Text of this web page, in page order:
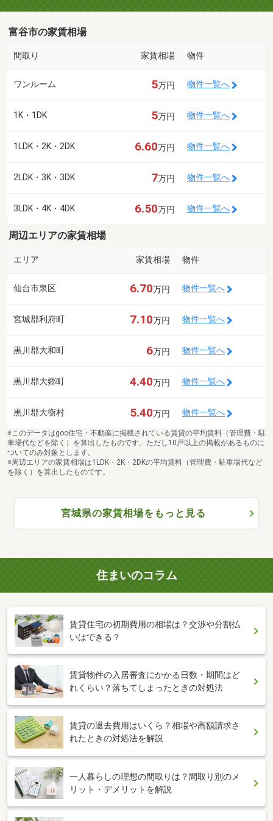
富谷市の家賃相場
間取り 家賃相場 物件
ワンルーム 5万円 物件一覧へ
1K・1DK 5万円 物件一覧へ
1LDK・2K・2DK 6.60万円 物件一覧へ
2LDK・3K・3DK 7万円 物件一覧へ
3LDK・4K・4DK 6.50万円 物件一覧へ
周辺エリアの家賃相場
エリア 家賃相場 物件
仙台市泉区 6.70万円 物件一覧へ
宮城郡利府町 7.10万円 物件一覧へ
黒川郡大和町 6万円 物件一覧へ
黒川郡大郷町 4.40万円 物件一覧へ
黒川郡大衡村 5.40万円 物件一覧へ
※このデータはgoo住宅・不動産に掲載されている賃貸の平均賃料（管理費・駐
車場代などを除く）を算出したものです。ただし10戸以上の掲載があるものに
ついてのみ対象とします。
※周辺エリアの家賃相場は1LDK・2K・2DKの平均賃料（管理費・駐車場代など
を除く）を算出したものです。
宮城県の家賃相場をもっと見る
住まいのコラム
賃貸住宅の初期費用の相場は？交渉や分割払
いはできる？
賃貸物件の入居審査にかかる日数・期間はど
れくらい？落ちてしまったときの対処法
賃貸の退去費用はいくら？相場や高額請求さ
れたときの対処法を解説
一人暮らしの理想の間取りは？間取り別のメ
リット・デメリットを解説